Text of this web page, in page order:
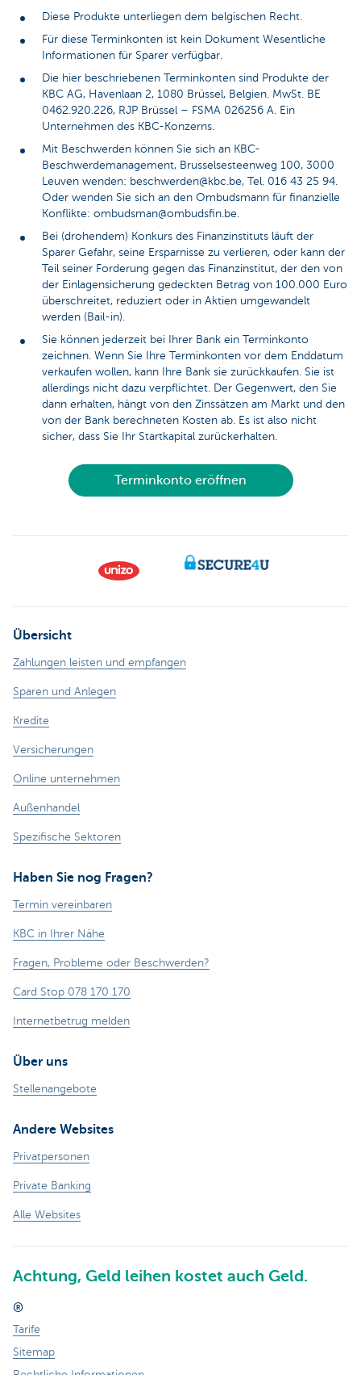
Diese Produkte unterliegen dem belgischen Recht.
Für diese Terminkonten ist kein Dokument Wesentliche
Informationen für Sparer verfügbar.
Die hier beschriebenen Terminkonten sind Produkte der
KBC AG, Havenlaan 2, 1080 Brüssel, Belgien. MwSt. BE
0462.920.226, RJP Brüssel – FSMA 026256 A. Ein
Unternehmen des KBC-Konzerns.
Mit Beschwerden können Sie sich an KBC-
Beschwerdemanagement, Brusselsesteenweg 100, 3000
Leuven wenden: beschwerden@kbc.be, Tel. 016 43 25 94.
Oder wenden Sie sich an den Ombudsmann für finanzielle
Konflikte: ombudsman@ombudsfin.be.
Bei (drohendem) Konkurs des Finanzinstituts läuft der
Sparer Gefahr, seine Ersparnisse zu verlieren, oder kann der
Teil seiner Forderung gegen das Finanzinstitut, der den von
der Einlagensicherung gedeckten Betrag von 100.000 Euro
überschreitet, reduziert oder in Aktien umgewandelt
werden (Bail-in).
Sie können jederzeit bei Ihrer Bank ein Terminkonto
zeichnen. Wenn Sie Ihre Terminkonten vor dem Enddatum
verkaufen wollen, kann Ihre Bank sie zurückkaufen. Sie ist
allerdings nicht dazu verpflichtet. Der Gegenwert, den Sie
dann erhalten, hängt von den Zinssätzen am Markt und den
von der Bank berechneten Kosten ab. Es ist also nicht
sicher, dass Sie Ihr Startkapital zurückerhalten.
Terminkonto eröffnen
Übersicht
Zahlungen leisten und empfangen
Sparen und Anlegen
Kredite
Versicherungen
Online unternehmen
Außenhandel
Spezifische Sektoren
Haben Sie nog Fragen?
Termin vereinbaren
KBC in Ihrer Nähe
Fragen, Probleme oder Beschwerden?
Card Stop 078 170 170
Internetbetrug melden
Über uns
Stellenangebote
Andere Websites
Privatpersonen
Private Banking
Alle Websites
Achtung, Geld leihen kostet auch Geld.
®
Tarife
Sitemap